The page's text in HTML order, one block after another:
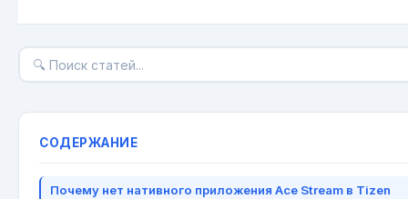
СОДЕРЖАНИЕ
Почему нет нативного приложения Ace Stream в Tizen